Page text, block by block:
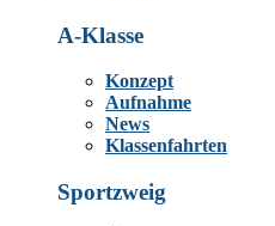
A-Klasse
Konzept
Aufnahme
News
Klassenfahrten
Sportzweig